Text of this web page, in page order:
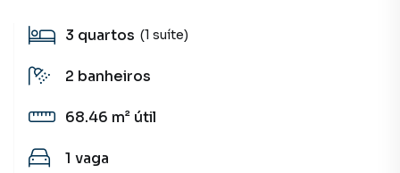
3 quartos (1 suíte)
2 banheiros
68.46 m² útil
1 vaga